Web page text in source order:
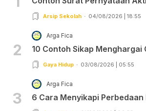
Arsip Sekolah 04/08/2026 | 18:55
2
Arga Fica
10 Contoh Sikap Menghargai
Gaya Hidup 03/08/2026 | 05:55
3
Arga Fica
6 Cara Menyikapi Perbedaan